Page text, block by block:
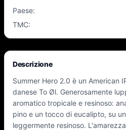
Paese:
TMC:
Descrizione
Summer Hero 2.0 è un American
danese To Øl. Generosamente
aromatico tropicale e resinoso:
pino e un tocco di eucalipto, su
leggermente resinoso.